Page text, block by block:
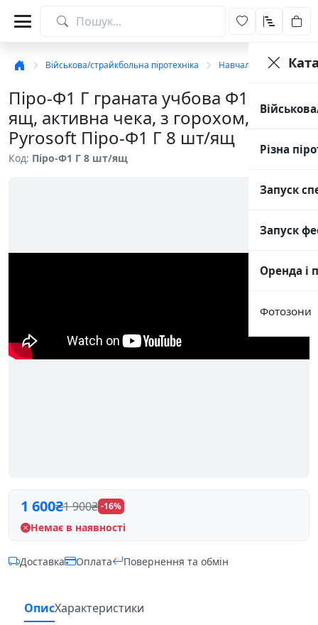
Різна
Запуск
Запуск
Оренда і
Фотозони
Військова/страйкбольна піротехніка Навчальні гранати
Піро-Ф1 Г граната учбова Ф1, 8 шт/
ящ, активна чека, з горохом,
Pyrosoft Піро-Ф1 Г 8 шт/ящ
Код: Піро-Ф1 Г 8 шт/ящ
1 600₴1 900₴ -16%
Немає в наявності
Доставка Оплата Повернення та обмін
ОписХарактеристики